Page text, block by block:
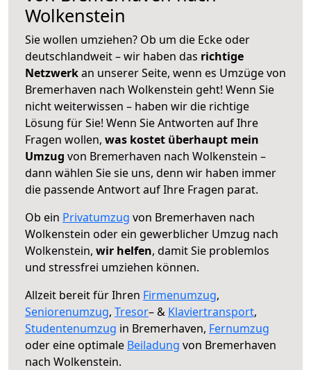
Wolkenstein
Sie wollen umziehen? Ob um die Ecke oder
deutschlandweit – wir haben das richtige
Netzwerkan unserer Seite, wenn es Umzüge von
Bremerhaven nach Wolkenstein geht! Wenn Sie
nicht weiterwissen – haben wir die richtige
Lösung für Sie! Wenn Sie Antworten auf Ihre
Fragen wollen, was kostet überhaupt mein
Umzug von Bremerhaven nach Wolkenstein –
dann wählen Sie sie uns, denn wir haben immer
die passende Antwort auf Ihre Fragen parat.
Ob ein Privatumzug von Bremerhaven nach
Wolkenstein oder ein gewerblicher Umzug nach
Wolkenstein, wir helfen, damit Sie problemlos
und stressfrei umziehen können.
Allzeit bereit für Ihren Firmenumzug,
Seniorenumzug, Tresor– & Klaviertransport,
Studentenumzug in Bremerhaven, Fernumzug
oder eine optimale Beiladung von Bremerhaven
nach Wolkenstein.